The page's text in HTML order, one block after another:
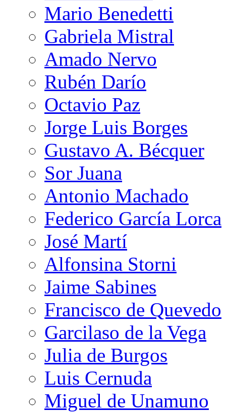
Mario Benedetti
Gabriela Mistral
Amado Nervo
Rubén Darío
Octavio Paz
Jorge Luis Borges
Gustavo A. Bécquer
Sor Juana
Antonio Machado
Federico García Lorca
José Martí
Alfonsina Storni
Jaime Sabines
Francisco de Quevedo
Garcilaso de la Vega
Julia de Burgos
Luis Cernuda
Miguel de Unamuno